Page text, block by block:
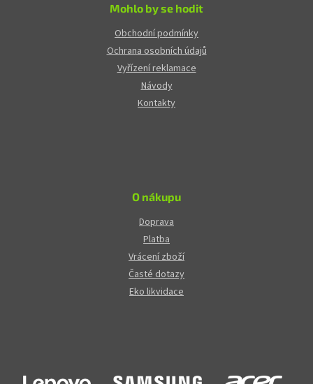
Mohlo by se hodit
Obchodní podmínky
Ochrana osobních údajů
Vyřízení reklamace
Návody
Kontakty
O nákupu
Doprava
Platba
Vrácení zboží
Časté dotazy
Eko likvidace